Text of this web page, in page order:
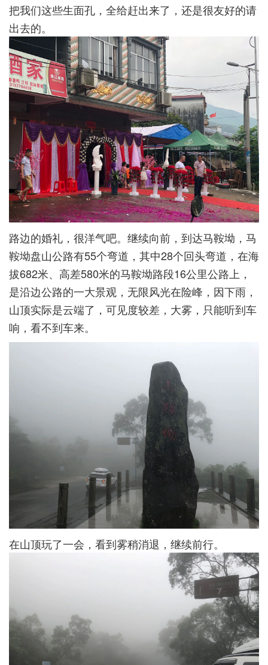
把我们这些生面孔，全给赶出来了，还是很友好的请
出去的。
路边的婚礼，很洋气吧。继续向前，到达马鞍坳，马
鞍坳盘山公路有55个弯道，其中28个回头弯道，在海
拔682米、高差580米的马鞍坳路段16公里公路上，
是沿边公路的一大景观，无限风光在险峰，因下雨，
山顶实际是云端了，可见度较差，大雾，只能听到车
响，看不到车来。
在山顶玩了一会，看到雾稍消退，继续前行。